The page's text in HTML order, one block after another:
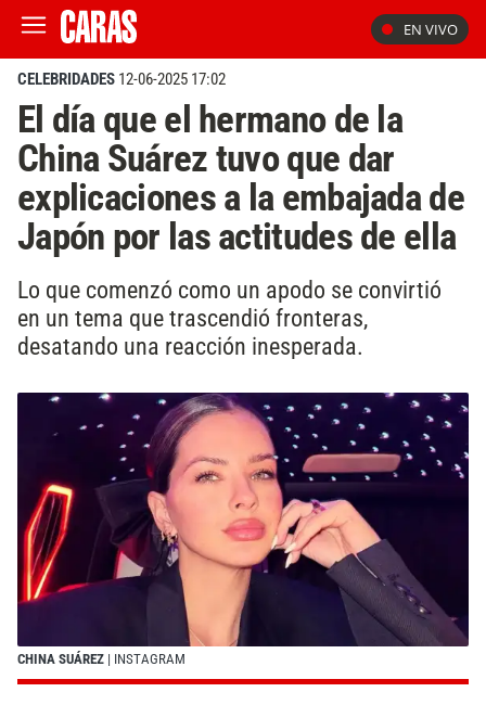
EN VIVO
CELEBRIDADES 12-06-2025 17:02
El día que el hermano de la
China Suárez tuvo que dar
explicaciones a la embajada de
Japón por las actitudes de ella
Lo que comenzó como un apodo se convirtió
en un tema que trascendió fronteras,
desatando una reacción inesperada.
CHINA SUÁREZ | INSTAGRAM